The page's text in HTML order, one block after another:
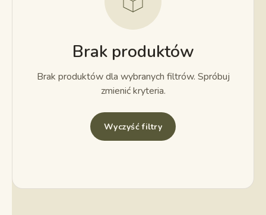
Brak produktów
Brak produktów dla wybranych filtrów. Spróbuj
zmienić kryteria.
Wyczyść filtry